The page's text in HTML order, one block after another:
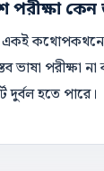
পরীক্ষা
একই
ভাষা পরীক্ষা
হতে পারে।